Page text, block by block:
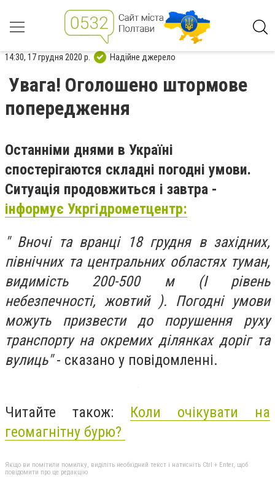
14:30, 17 грудня 2020 р. Надійне джерело
Увага! Оголошено штормове
попередження
Останніми днями в Україні
спостерігаются складні погодні умови.
Ситуація продовжиться і завтра -
інформує Укргідрометцентр:
" Вночі та вранці 18 грудня в західних,
північних та центральних областях туман,
видимість 200-500 м (I рівень
небезпечності, жовтий ). Погодні умови
можуть призвести до порушення руху
транспорту на окремих ділянках доріг та
вулиць"- сказано у повідомленні.
Читайте також: Коли очікувати на
геомагнітну бурю?
Якщо ви помітили помилку, виділіть необхідний текст і натисніть Ctrl + Enter, щоб
повідомити про це редакцію